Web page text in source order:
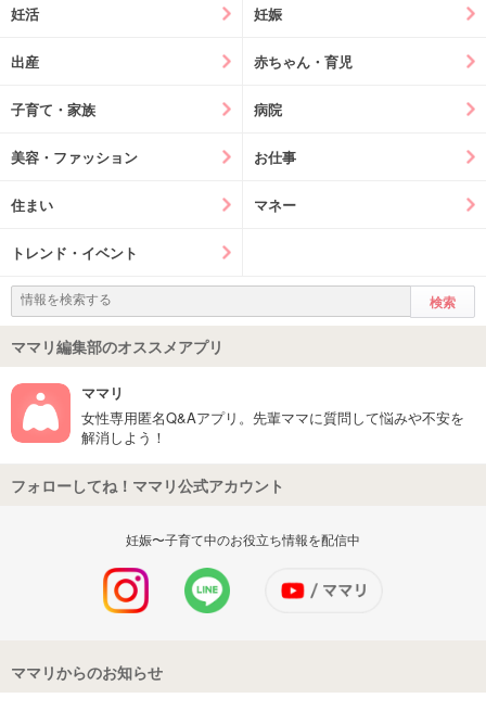
妊活 妊娠
出産 赤ちゃん・育児
子育て・家族 病院
美容・ファッション お仕事
住まい マネー
トレンド・イベント
ママリ編集部のオススメアプリ
ママリ
女性専用匿名Q&Aアプリ。先輩ママに質問して悩みや不安を
解消しよう！
フォローしてね！ママリ公式アカウント
妊娠〜子育て中のお役立ち情報を配信中
ママリからのお知らせ